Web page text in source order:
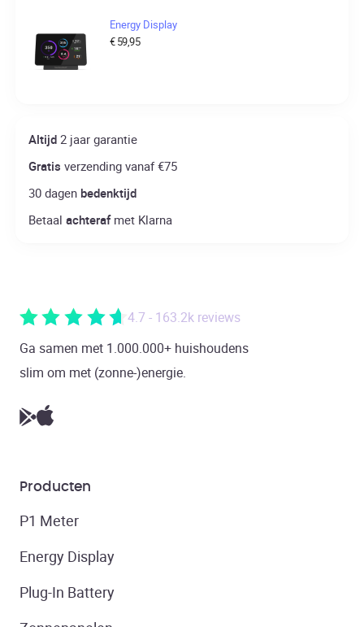
Energy Display
€59,95
Altijd 2 jaar garantie
Gratis verzending vanaf €75
30 dagen bedenktijd
Betaalachterafmet Klarna
4.7 - 163.2k reviews
Ga samen met 1.000.000+ huishoudens
slim om met (zonne-)energie.
Producten
P1 Meter
Energy Display
Plug-In Battery